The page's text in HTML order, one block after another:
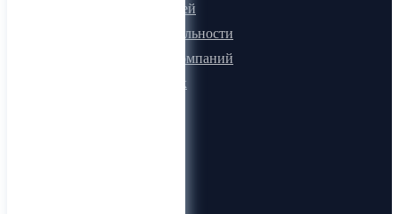
Для покупателей
Программа лояльности
Микроблоги компаний
Быстрый поиск